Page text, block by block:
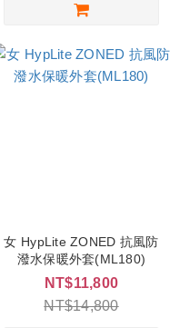
女 HypLite ZONED 抗風防
潑水保暖外套(ML180)
NT$11,800
NT$14,800